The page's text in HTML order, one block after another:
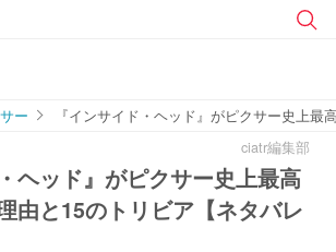
ー
『インサイド・ヘッド』がピクサー史上
ciatr編集部
ヘッド』がピクサー史上最高
由と15のトリビア【ネタバレ